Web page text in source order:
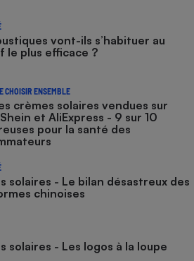
vont-ils s’habituer au
le plus efficace ?
CHOISIR ENSEMBLE
crèmes solaires vendues sur
et AliExpress - 9 sur 10
pour la santé des
solaires - Le bilan désastreux des
chinoises
solaires - Les logos à la loupe